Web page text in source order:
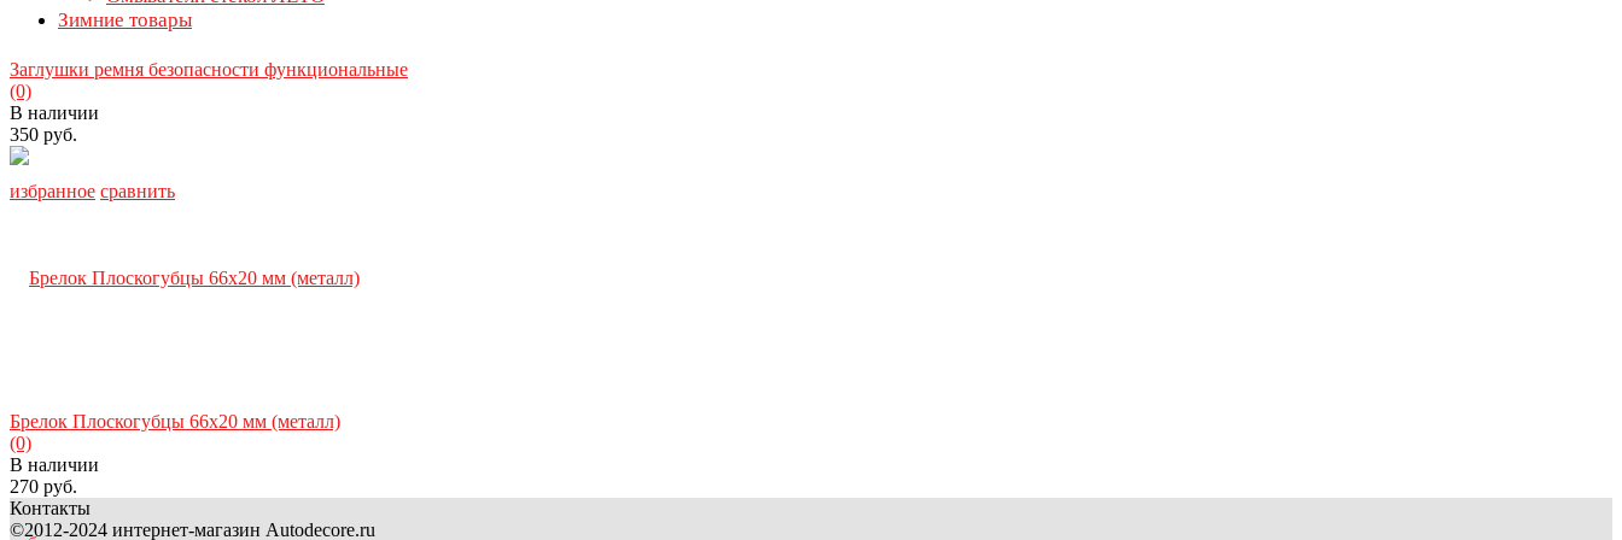
Зимние товары
избранное сравнить
Заглушки ремня безопасности функциональные
(0)
В наличии
350 руб.
Брелок Плоскогубцы 66х20 мм (металл)
(0)
В наличии
270 руб.
Контакты
©2012-2024 интернет-магазин Autodecore.ru